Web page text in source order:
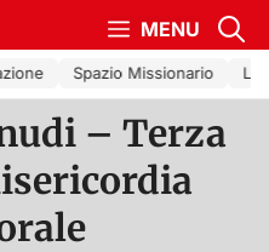
MENU
Spazio Missionario La
– Terza